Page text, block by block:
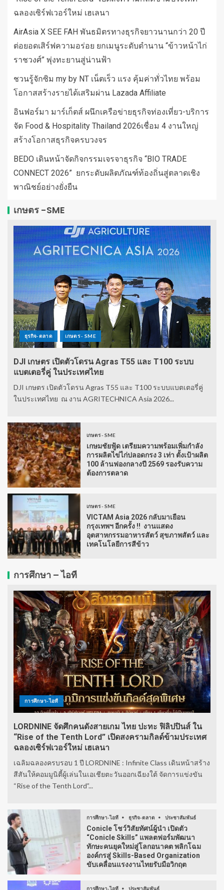
ฉลองเซิร์ฟเวอร์ใหม่ เฮเลนา
AirAsia X SEE FAH พันธมิตรทางธุรกิจยาวนานกว่า 20 ปี
ต่อยอดเสิร์ฟความอร่อย ยกเมนูระดับตำนาน “ข้าวหน้าไก่
ราชวงศ์” พุ่งทะยานสู่น่านฟ้า
ชวนรู้จักซิม my by NT เน็ตเร็ว แรง คุ้มค่าทั่วไทย พร้อม
โอกาสสร้างรายได้เสริมผ่าน Lazada Affiliate
อินฟอร์มา มาร์เก็ตส์ ผนึกเครือข่ายธุรกิจท่องเที่ยว-บริการ
จัด Food & Hospitality Thailand 2026เชื่อม 4 งานใหญ่
สร้างโอกาสธุรกิจครบวงจร
BEDO เดินหน้าจัดกิจกรรมเจรจาธุรกิจ “BIO TRADE
CONNECT 2026” ยกระดับผลิตภัณฑ์ท้องถิ่นสู่ตลาดเชิง
พาณิชย์อย่างยั่งยืน
เกษตร -SME
ธุรกิจ-ตลาด เกษตร - SME
DJI เกษตร เปิดตัวโดรน Agras T55 และ T100 ระบบ
แบตเตอรี่คู่ ในประเทศไทย
DJI เกษตร เปิดตัวโดรน Agras T55 และ T100 ระบบแบตเตอรี่คู่
ในประเทศไทย ณ งาน AGRITECHNICA Asia 2026...
เกษตร - SME
เกษมชัยฟู้ด เตรียมความพร้อมเพิ่มกำลัง
การผลิตไข่ไก่ปลอดกรง 3 เท่า ตั้งเป้าผลิต
100 ล้านฟองกลางปี 2569 รองรับความ
ต้องการตลาด
เกษตร - SME
VICTAM Asia 2026 กลับมาเยือน
กรุงเทพฯ อีกครั้ง !! งานแสดง
อุตสาหกรรมอาหารสัตว์ สุขภาพสัตว์ และ
เทคโนโลยีการสีข้าว
การศึกษา – ไอที
การศึกษา-ไอที
LORDNINE จัดศึกคนดังสายเกม ไทย ปะทะ ฟิลิปปินส์ ใน
“Rise of the Tenth Lord” เปิดสงครามกิลด์ข้ามประเทศ
ฉลองเซิร์ฟเวอร์ใหม่ เฮเลนา
เฉลิมฉลองครบรอบ 1 ปี LORDNINE : Infinite Class เดินหน้าสร้าง
สีสันให้คอมมูนิตี้ผู้เล่นในเอเชียตะวันออกเฉียงใต้ จัดการแข่งขัน
“Rise of the Tenth Lord”...
การศึกษา-ไอที ธุรกิจ-ตลาด ประชาสัมพันธ์
Conicle โชว์วิสัยทัศน์ผู้นำ เปิดตัว
“Conicle Skills” แพลตฟอร์มพัฒนา
ทักษะคนยุคใหม่สู่โลกอนาคต พลิกโฉม
องค์กรสู่ Skills-Based Organization
ขับเคลื่อนแรงงานไทยรับมือวิกฤต
การศึกษา-ไอที ประชาสัมพันธ์